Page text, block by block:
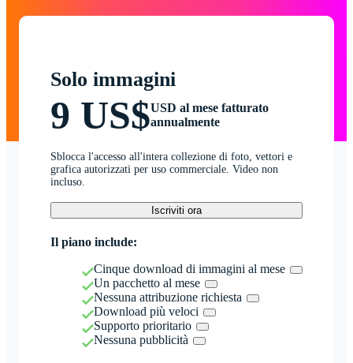
Solo immagini
9 US$USD al mese fatturato
annualmente
Sblocca l'accesso all'intera collezione di foto, vettori e
grafica autorizzati per uso commerciale. Video non
incluso.
Iscriviti ora
Il piano include:
Cinque download di immagini al mese
Un pacchetto al mese
Nessuna attribuzione richiesta
Download più veloci
Supporto prioritario
Nessuna pubblicità